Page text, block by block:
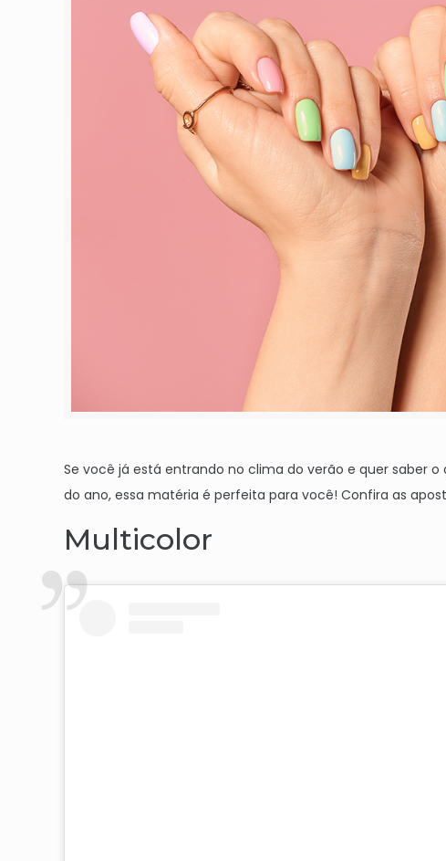
Se você já está entrando no clima do verão e quer saber
do ano, essa matéria é perfeita para você! Confira as
Multicolor